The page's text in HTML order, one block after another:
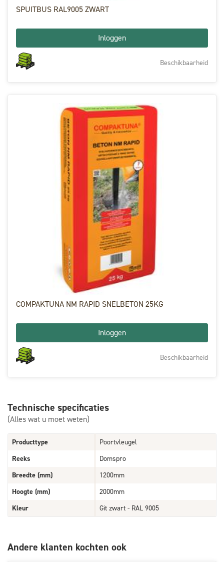
SPUITBUS RAL9005 ZWART
Inloggen
Beschikbaarheid
COMPAKTUNA NM RAPID SNELBETON 25KG
Inloggen
Beschikbaarheid
Technische specificaties
(Alles wat u moet weten)
Producttype
Poortvleugel
Reeks
Domspro
Breedte (mm)
1200mm
Hoogte (mm)
2000mm
Kleur
Git zwart - RAL 9005
Andere klanten kochten ook